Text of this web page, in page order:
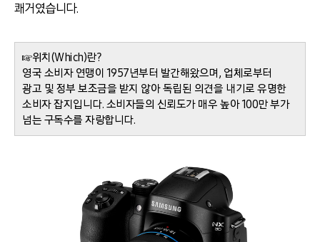
쾌거였습니다.
☞위치(Which)란?
영국 소비자 연맹이 1957년부터 발간해왔으며, 업체로부터
광고 및 정부 보조금을 받지 않아 독립된 의견을 내기로 유명한
소비자 잡지입니다. 소비자들의 신뢰도가 매우 높아 100만 부가
넘는 구독수를 자랑합니다.